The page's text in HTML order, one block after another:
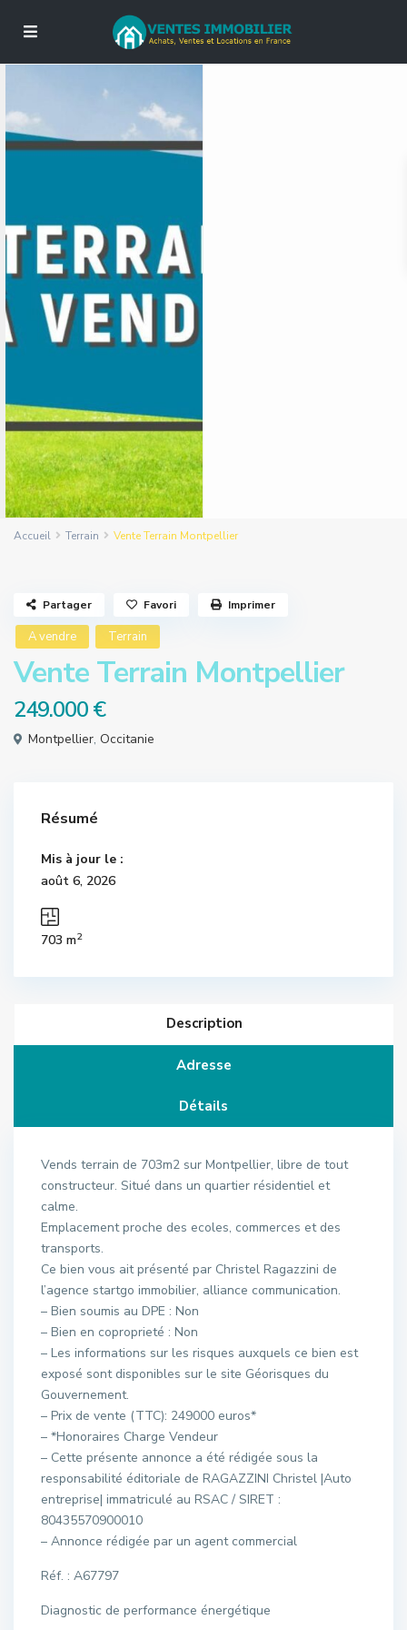
Accueil Terrain Vente Terrain Montpellier
A vendre Terrain
Vente Terrain Montpellier
249.000 €
Montpellier, Occitanie
Partager Favori Imprimer
Résumé
Mis à jour le :
août 6, 2026
703 m2
Description
Adresse
Détails
Vends terrain de 703m2 sur Montpellier, libre de tout
constructeur. Situé dans un quartier résidentiel et
calme.
Emplacement proche des ecoles, commerces et des
transports.
Ce bien vous ait présenté par Christel Ragazzini de
l’agence startgo immobilier, alliance communication.
– Bien soumis au DPE : Non
– Bien en coproprieté : Non
– Les informations sur les risques auxquels ce bien est
exposé sont disponibles sur le site Géorisques du
Gouvernement.
– Prix de vente (TTC): 249000 euros*
– *Honoraires Charge Vendeur
– Cette présente annonce a été rédigée sous la
responsabilité éditoriale de RAGAZZINI Christel |Auto
entreprise| immatriculé au RSAC / SIRET :
80435570900010
– Annonce rédigée par un agent commercial
Réf. : A67797
Diagnostic de performance énergétique